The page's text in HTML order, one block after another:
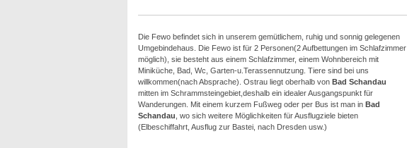
Die Fewo befindet sich in unserem gemütlichem, ruhig und sonnig gelegenen
Umgebindehaus. Die Fewo ist für 2 Personen(2 Aufbettungen im Schlafzimmer
möglich), sie besteht aus einem Schlafzimmer, einem Wohnbereich mit
Miniküche, Bad, Wc, Garten-u.Terassennutzung. Tiere sind bei uns
willkommen(nach Absprache). Ostrau liegt oberhalb von Bad Schandau
mitten im Schrammsteingebiet,deshalb ein idealer Ausgangspunkt für
Wanderungen. Mit einem kurzem Fußweg oder per Bus ist man in Bad
Schandau , wo sich weitere Möglichkeiten für Ausflugziele bieten
(Elbeschiffahrt, Ausflug zur Bastei, nach Dresden usw.)